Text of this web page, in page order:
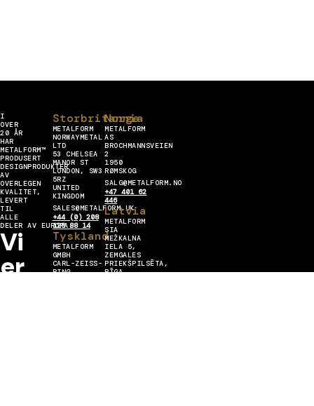
I
OVER
20 ÅR
HAR
METALFORM™
PRODUSERT
DESIGNPRODUKTER
AV
OVERLEGEN
KVALITET,
LEVERT
TIL
ALLE
DELER AV EUROPA.
Vi
er
Storbritannia
METALFORM
NORWAYMETAL
LTD
53 CHELSEA
MANOR ST
LONDON, SW3
5RZ
UNITED
KINGDOM
SALES@METALFORM.UK
+44 (0) 208
129 88 14
Tyskland
METALFORM
GMBH
CARL-ZEISS-
RING
Norge
METALFORM
AS
BROCHMANNSVEIEN
2
1950
RØMSKOG
SALG@METALFORM.NO
+47 401 62
446
Latvia
METALFORM
SIA
MEŽKALNA
IELA 5,
ZEMGALES
PRIEKŠPILSĒTA,
RĪGA,